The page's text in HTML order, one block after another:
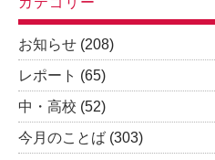
お知らせ (208)
レポート (65)
中・高校 (52)
今月のことば (303)